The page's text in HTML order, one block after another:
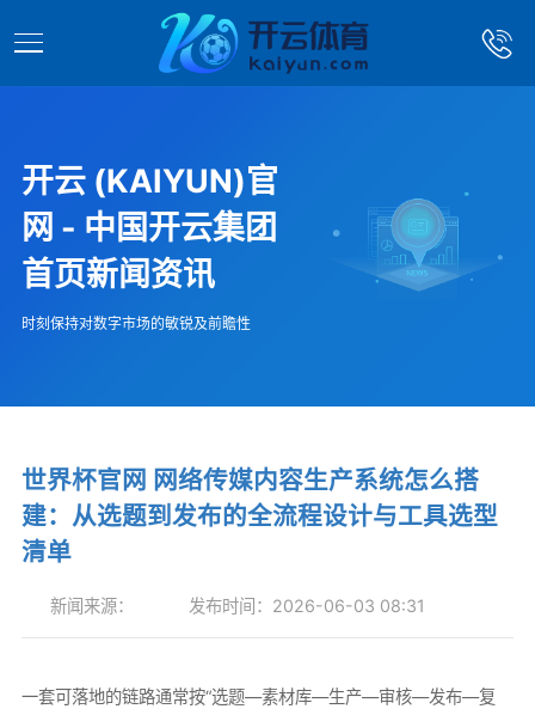
开云 (KAIYUN)官
网 - 中国开云集团
首页新闻资讯
时刻保持对数字市场的敏锐及前瞻性
世界杯官网 网络传媒内容生产系统怎么搭
建：从选题到发布的全流程设计与工具选型
清单
新闻来源： 发布时间：2026-06-03 08:31
一套可落地的链路通常按“选题—素材库—生产—审核—发布—复